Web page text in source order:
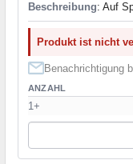
Beschreibung: Auf
Produkt ist nicht
Benachrichtigung
ANZAHL
1+